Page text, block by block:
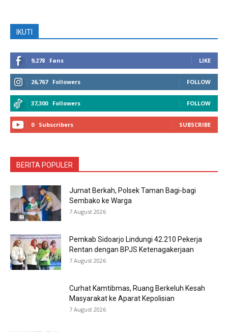
IKUTI
9,278 Fans LIKE
26,767 Followers FOLLOW
37,300 Followers FOLLOW
0 Subscribers SUBSCRIBE
BERITA POPULER
Jumat Berkah, Polsek Taman Bagi-bagi
Sembako ke Warga
7 August 2026
Pemkab Sidoarjo Lindungi 42.210 Pekerja
Rentan dengan BPJS Ketenagakerjaan
7 August 2026
Curhat Kamtibmas, Ruang Berkeluh Kesah
Masyarakat ke Aparat Kepolisian
7 August 2026